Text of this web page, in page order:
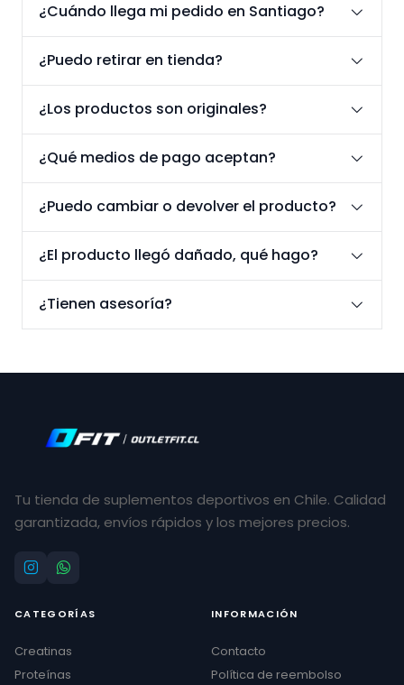
¿Cuándo llega mi pedido en Santiago?
¿Puedo retirar en tienda?
¿Los productos son originales?
¿Qué medios de pago aceptan?
¿Puedo cambiar o devolver el producto?
¿El producto llegó dañado, qué hago?
¿Tienen asesoría?
Tu tienda de suplementos deportivos en Chile. Calidad
garantizada, envíos rápidos y los mejores precios.
CATEGORÍAS
Creatinas
Proteínas
INFORMACIÓN
Contacto
Política de reembolso